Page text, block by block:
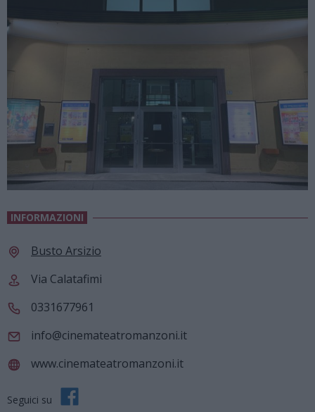
INFORMAZIONI
Busto Arsizio
Via Calatafimi
0331677961
info@cinemateatromanzoni.it
www.cinemateatromanzoni.it
Seguici su